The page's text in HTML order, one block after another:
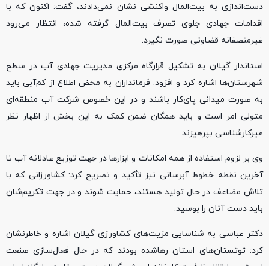
دست‌اندازی به بیت‌المال واکنشی نشان نمی‌دادند، گفت: اکنون که با
اقدامات جهادی جلوی تصرف بیت‌المال گرفته شده، انتظار می‌رود
غیرمنصفانه قضاوتی صورت نگیرد.
استاندار گیلان به تشکیل قرارگاه مرکزی مدیریت جهادی آب در سطح
شهرستان‌ها اشاره کرد و افزود: فرمانداران به محض اطلاع از کم‌آبی باید
به صورت میدانی پای‌کار باشند و در این خصوص شرکت آب منطقه‌ای
متولی امر است و باید همگان ضمن کمک به این بخش از اظهار نظر
غیرکارشناسی بپرهیزند.
وی بر لزوم استفاده از همه امکانات و ابزارها در جهت توزیع عادلانه آب تا
آخرین نقطه خطوط آبرسانی نیز تأکید و تصریح کرد: کشاورزانی که با
تلاش مضاعف در حال تولید هستند، حمایت شوند و در جهت تکریم‌شان
باید دست آنان را بوسید.
دکتر عباسی به شناسایی مزیت‌های کشاورزی گیلان اشاره و خاطرنشان
کرد: توتستان‌های استان رهاشده بودند که در حال فعال‌سازی صنعت